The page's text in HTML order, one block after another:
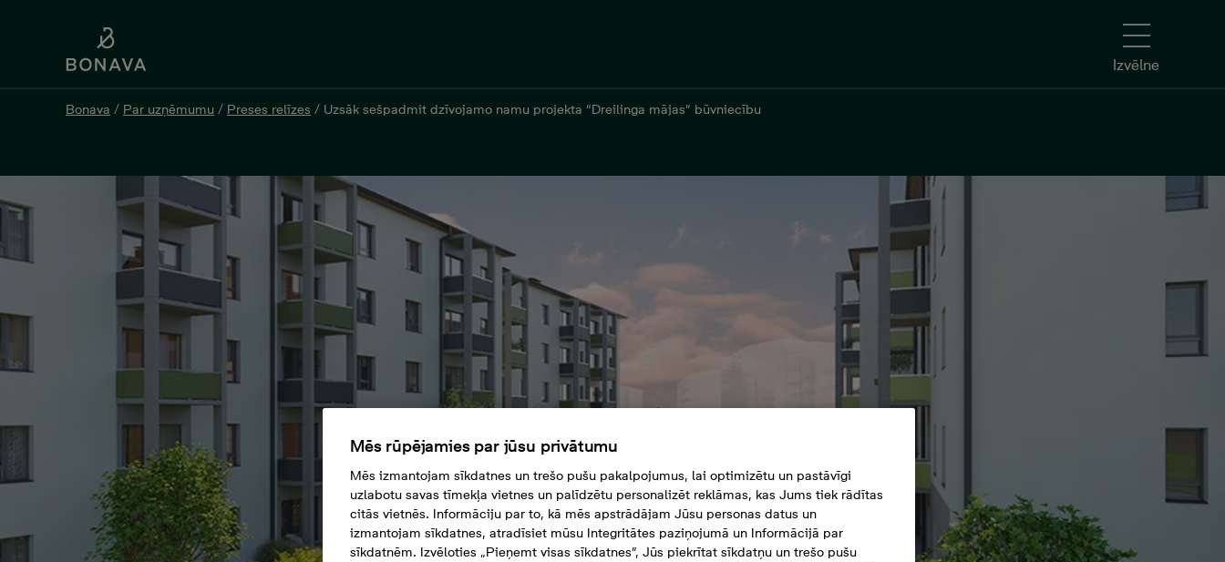
Izvēlne
Bonava / Par uzņēmumu / Preses relīzes / Uzsāk sešpadmit dzīvojamo namu projekta “Dreilinga mājas” būvniecību
Mēs rūpējamies par jūsu privātumu
Mēs izmantojam sīkdatnes un trešo pušu pakalpojumus, lai optimizētu un pastāvīgi
uzlabotu savas tīmekļa vietnes un palīdzētu personalizēt reklāmas, kas Jums tiek rādītas
citās vietnēs. Informāciju par to, kā mēs apstrādājam Jūsu personas datus un
izmantojam sīkdatnes, atradīsiet mūsu Integritātes paziņojumā un Informācijā par
sīkdatnēm. Izvēloties „Pieņemt visas sīkdatnes”, Jūs piekrītat sīkdatņu un trešo pušu